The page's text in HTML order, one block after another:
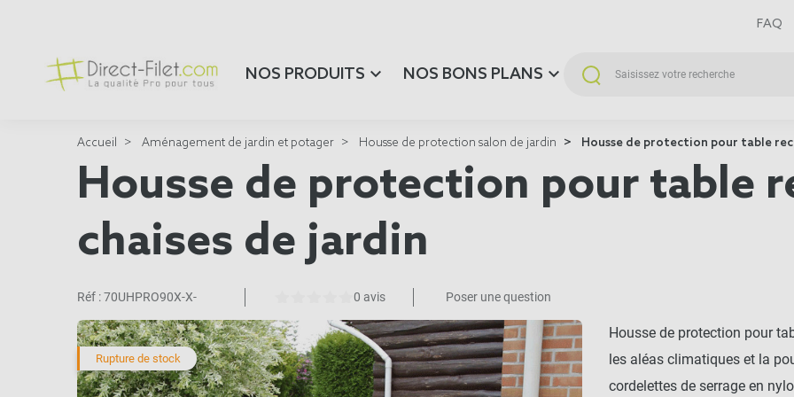
FAQ
NOS PRODUITS NOS BONS PLANS
Accueil Aménagement de jardin et potager Housse de protection salon de jardin Housse de protection pour table
Housse de protection pour table
chaises de jardin
Réf :70UHPRO90X-X- 0 avis Poser une question
Rupture de stock
Housse de protection pour
les aléas climatiques et la
cordelettes de serrage en